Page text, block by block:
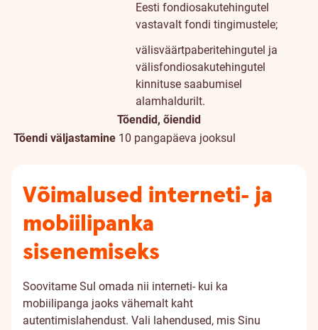
Eesti fondiosakutehingutel
vastavalt fondi tingimustele;
välisväärtpaberitehingutel ja
välisfondiosakutehingutel
kinnituse saabumisel
alamhaldurilt.
Tõendid, õiendid
Tõendi väljastamine 10 pangapäeva jooksul
Võimalused interneti- ja
mobiilipanka
sisenemiseks
Soovitame Sul omada nii interneti- kui ka
mobiilipanga jaoks vähemalt kaht
autentimislahendust. Vali lahendused, mis Sinu